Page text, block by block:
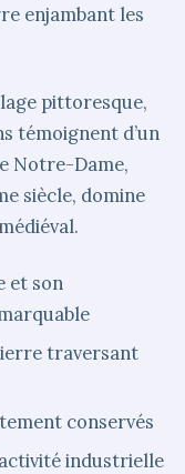
enjambant les
pittoresque,
témoignent d’un
Notre-Dame,
siècle, domine
et son
traversant
conservés
industrielle